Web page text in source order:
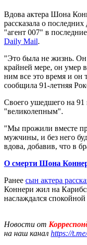
Вдова актера Шона
рассказала о
"агент 007" в
Daily Mail.
"Это была не жизнь.
крайней мере, он умер
ним все это время и он
сообщила 91-летняя
Своего ушедшего на 91
"великолепным".
"Мы прожили вместе
мужчины, и без него
вдова, добавив, что в
О смерти Шона
Ранее сын актера
Коннери жил на
наслаждался спокойной
Новости от
на наш канал https://